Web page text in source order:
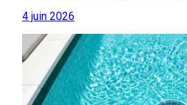
4 juin 2026